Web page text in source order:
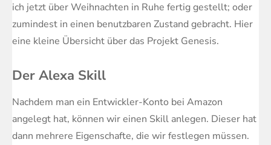
ich jetzt über Weihnachten in Ruhe fertig gestellt; oder
zumindest in einen benutzbaren Zustand gebracht. Hier
eine kleine Übersicht über das Projekt Genesis.
Der Alexa Skill
Nachdem man ein Entwickler-Konto bei Amazon
angelegt hat, können wir einen Skill anlegen. Dieser hat
dann mehrere Eigenschafte, die wir festlegen müssen.